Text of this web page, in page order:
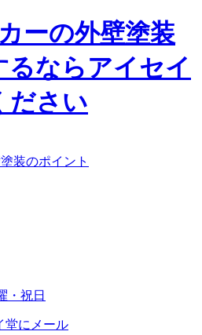
装のポイント
・祝日